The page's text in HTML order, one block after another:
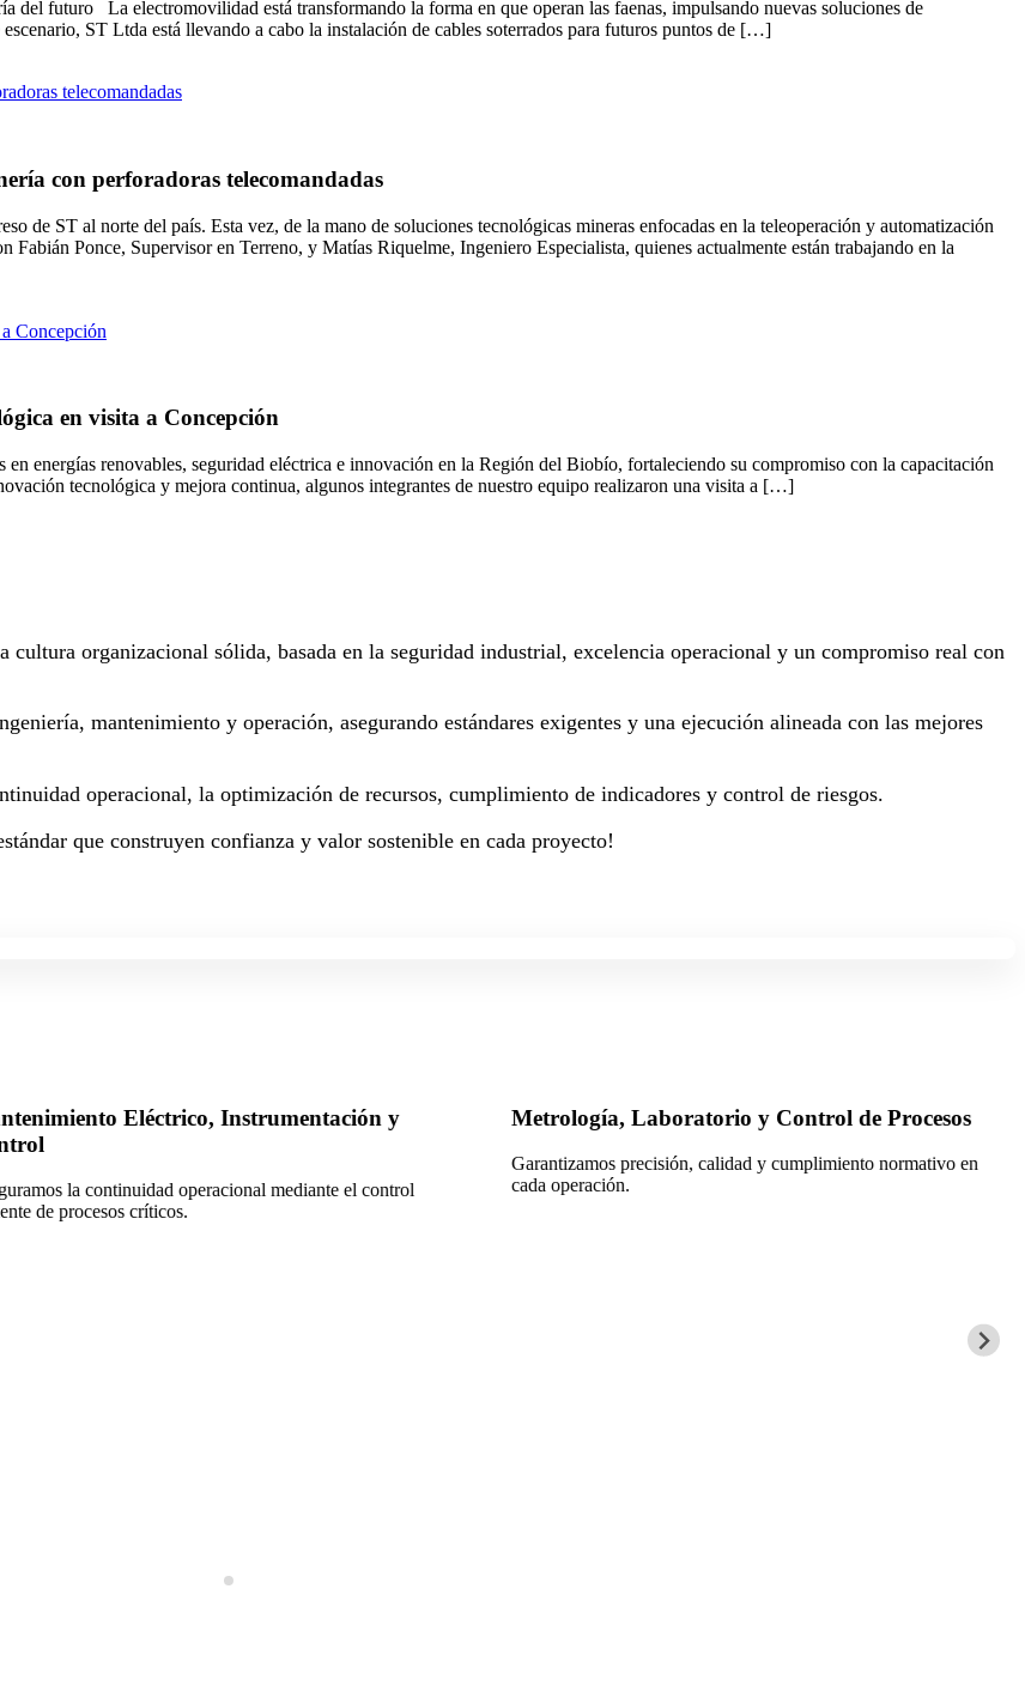
del futuro La electromovilidad está transformando la forma en que operan las faenas, impulsando nuevas soluciones de
ST Ltda está llevando a cabo la instalación de cables soterrados para futuros puntos de […]
con perforadoras telecomandadas
de ST al norte del país. Esta vez, de la mano de soluciones tecnológicas mineras enfocadas en la teleoperación y automatización
Ponce, Supervisor en Terreno, y Matías Riquelme, Ingeniero Especialista, quienes actualmente están trabajando en la
en visita a Concepción
energías renovables, seguridad eléctrica e innovación en la Región del Biobío, fortaleciendo su compromiso con la capacitación
tecnológica y mejora continua, algunos integrantes de nuestro equipo realizaron una visita a […]
organizacional sólida, basada en la seguridad industrial, excelencia operacional y un compromiso real con
mantenimiento y operación, asegurando estándares exigentes y una ejecución alineada con las mejores
operacional, la optimización de recursos, cumplimiento de indicadores y control de riesgos.
que construyen confianza y valor sostenible en cada proyecto!
Eléctrico, Instrumentación y
la continuidad operacional mediante el control
de procesos críticos.
Metrología, Laboratorio y Control de Procesos
Garantizamos precisión, calidad y cumplimiento normativo en
cada operación.